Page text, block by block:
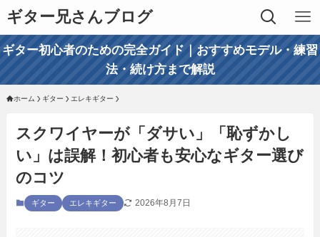
ギター兄さんブログ
ギター初心者のための完全ガイド｜おすすめモデル・練習
法・続け方まで解説
ホーム ギター エレキギター
スクワイヤーが「ダサい」「恥ずかし
い」は誤解！初心者も安心なギター選び
のコツ
ギター エレキギター 2026年8月7日